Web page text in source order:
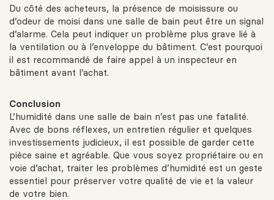
Du côté des acheteurs, la présence de moisissure ou
d’odeur de moisi dans une salle de bain peut être un signal
d’alarme. Cela peut indiquer un problème plus grave lié à
la ventilation ou à l’enveloppe du bâtiment. C’est pourquoi
il est recommandé de faire appel à un inspecteur en
bâtiment avant l’achat.
Conclusion
L’humidité dans une salle de bain n’est pas une fatalité.
Avec de bons réflexes, un entretien régulier et quelques
investissements judicieux, il est possible de garder cette
pièce saine et agréable. Que vous soyez propriétaire ou en
voie d’achat, traiter les problèmes d’humidité est un geste
essentiel pour préserver votre qualité de vie et la valeur
de votre bien.